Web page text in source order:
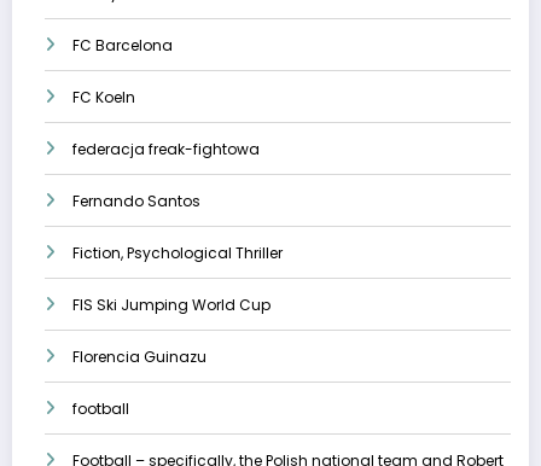
FC Barcelona
FC Koeln
federacja freak-fightowa
Fernando Santos
Fiction, Psychological Thriller
FIS Ski Jumping World Cup
Florencia Guinazu
football
Football – specifically, the Polish national team and Robert